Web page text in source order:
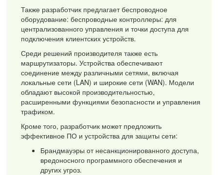
Также разработчик предлагает беспроводное
оборудование: беспроводные контроллеры: для
централизованного управления и точки доступа для
подключения клиентских устройств.
Среди решений производителя также есть
маршрутизаторы. Устройства обеспечивают
соединение между различными сетями, включая
локальные сети (LAN) и широкие сети (WAN). Модели
обладают высокой производительностью,
расширенными функциями безопасности и управления
трафиком.
Кроме того, разработчик может предложить
эффективное ПО и устройства для защиты сети:
Брандмауэры от несанкционированного доступа,
вредоносного программного обеспечения и
других угроз.